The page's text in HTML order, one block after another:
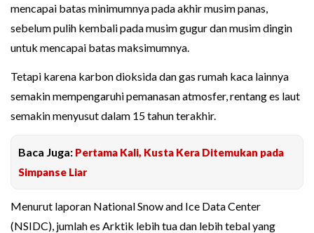
mencapai batas minimumnya pada akhir musim panas,
sebelum pulih kembali pada musim gugur dan musim dingin
untuk mencapai batas maksimumnya.
Tetapi karena karbon dioksida dan gas rumah kaca lainnya
semakin mempengaruhi pemanasan atmosfer, rentang es laut
semakin menyusut dalam 15 tahun terakhir.
Baca Juga: Pertama Kali, Kusta Kera Ditemukan pada
Simpanse Liar
Menurut laporan National Snow and Ice Data Center
(NSIDC), jumlah es Arktik lebih tua dan lebih tebal yang